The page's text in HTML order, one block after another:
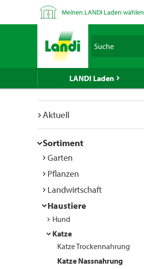
Meinen LANDI Laden wählen
LANDI Laden
Aktuell
Sortiment
Garten
Pflanzen
Landwirtschaft
Haustiere
Hund
Katze
Katze Trockennahrung
Katze Nassnahrung